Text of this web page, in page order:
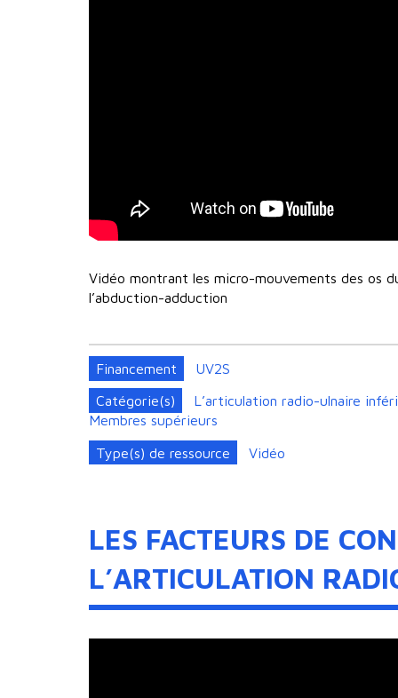
Vidéo montrant les micro-mouvements des os
l’abduction-adduction
Financement UV2S
Catégorie(s)
L’articulation radio-ulnaire
Membres supérieurs
Type(s) de ressource Vidéo
LES FACTEURS DE
L’ARTICULATION